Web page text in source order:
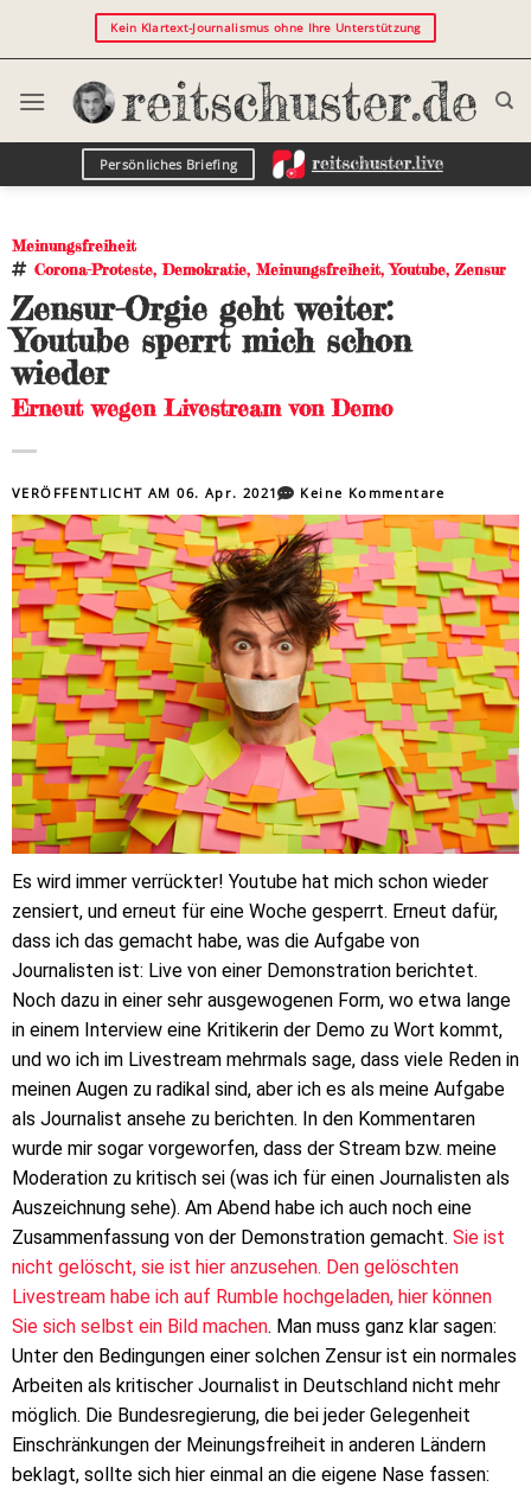
Kein Klartext-Journalismus ohne Ihre Unterstützung
Persönliches Briefing
Meinungsfreiheit
Corona-Proteste,Demokratie, Meinungsfreiheit,Youtube, Zensur
Zensur-Orgie geht weiter:
Youtube sperrt mich schon
wieder
Erneut wegen Livestream von Demo
VERÖFFENTLICHT AM06. Apr. 2021 Keine Kommentare
Es wird immer verrückter! Youtube hat mich schon wieder
zensiert, und erneut für eine Woche gesperrt. Erneut dafür,
dass ich das gemacht habe, was die Aufgabe von
Journalisten ist: Live von einer Demonstration berichtet.
Noch dazu in einer sehr ausgewogenen Form, wo etwa lange
in einem Interview eine Kritikerin der Demo zu Wort kommt,
und wo ich im Livestream mehrmals sage, dass viele Reden in
meinen Augen zu radikal sind, aber ich es als meine Aufgabe
als Journalist ansehe zu berichten. In den Kommentaren
wurde mir sogar vorgeworfen, dass der Stream bzw. meine
Moderation zu kritisch sei (was ich für einen Journalisten als
Auszeichnung sehe). Am Abend habe ich auch noch eine
Zusammenfassung von der Demonstration gemacht. Sie ist
nicht gelöscht, sie ist hier anzusehen. Den gelöschten
Livestream habe ich auf Rumble hochgeladen, hier können
Sie sich selbst ein Bild machen. Man muss ganz klar sagen:
Unter den Bedingungen einer solchen Zensur ist ein normales
Arbeiten als kritischer Journalist in Deutschland nicht mehr
möglich. Die Bundesregierung, die bei jeder Gelegenheit
Einschränkungen der Meinungsfreiheit in anderen Ländern
beklagt, sollte sich hier einmal an die eigene Nase fassen: